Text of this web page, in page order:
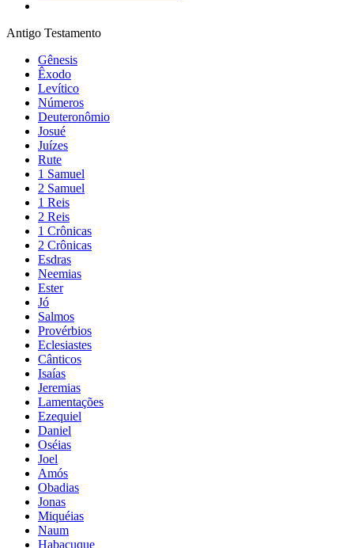
Antigo Testamento
Gênesis
Êxodo
Levítico
Números
Deuteronômio
Josué
Juízes
Rute
1 Samuel
2 Samuel
1 Reis
2 Reis
1 Crônicas
2 Crônicas
Esdras
Neemias
Ester
Jó
Salmos
Provérbios
Eclesiastes
Cânticos
Isaías
Jeremias
Lamentações
Ezequiel
Daniel
Oséias
Joel
Amós
Obadias
Jonas
Miquéias
Naum
Habacuque